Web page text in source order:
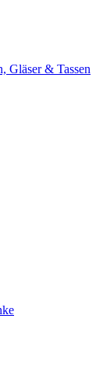
Gläser & Tassen